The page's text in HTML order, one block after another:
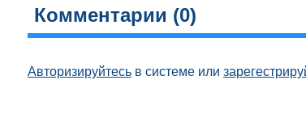
Комментарии (0)
Авторизируйтесьв системе или